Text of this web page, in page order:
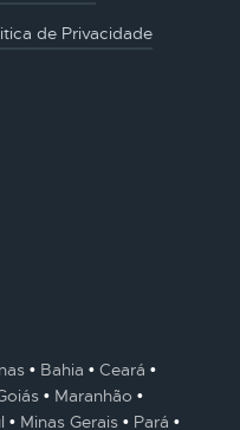
de Privacidade
Bahia
Ceará
Maranhão
Minas Gerais Pará